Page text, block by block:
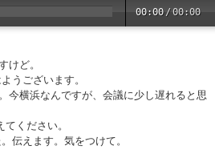
00:00 /00:00
ど。
うございます。
横浜なんですが、会議に少し遅れると思
ください。
えます。気をつけて。